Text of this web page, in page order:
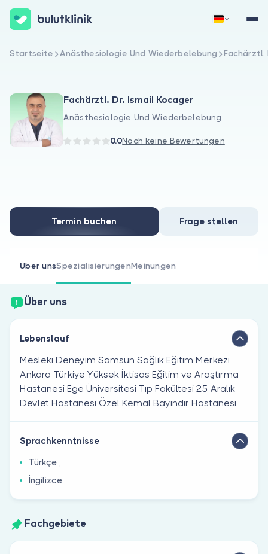
Sind Sie Arzt?
Jetzt registrieren Anmelden
Startseite Anästhesiologie Und Wiederbelebung Fachärztl.
Fachärztl. Dr. Ismail Kocager
Anästhesiologie Und Wiederbelebung
0.0Noch keine Bewertungen
Termin buchen Frage stellen
Über unsSpezialisierungenMeinungen
Über uns
Lebenslauf
Mesleki Deneyim Samsun Sağlık Eğitim Merkezi
Ankara Türkiye Yüksek İktisas Eğitim ve Araştırma
Hastanesi Ege Üniversitesi Tıp Fakültesi 25 Aralık
Devlet Hastanesi Özel Kemal Bayındır Hastanesi
Sprachkenntnisse
Türkçe ,
İngilizce
Fachgebiete